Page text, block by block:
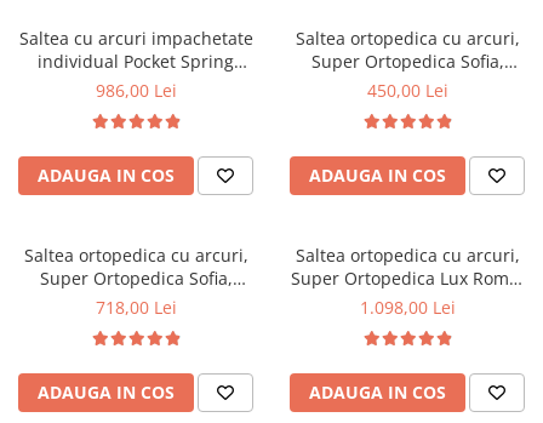
Top saltele 10 cm
Top saltele memory 5 cm
Top saltele MemoHR 6.5 cm
Saltele ieftine
Saltele cu plasa de arcuri
Saltele cu spuma
Mobilier bucatarie
Mese bucatarie
Scaune pentru bucatarie
Mobila bucatarie
Seturi mese si scaune bucatarie
Mobila hol
Suporturi si rafturi pantofi
Portmantouri
Pantofare
Seturi mobilier hol
Stender haine
Saltea cu arcuri impachetate
individual Pocket Spring
Milano, 140x200x24cm, cu
sistem de aerisire perimetral,
Saltex
986,00 Lei
ADAUGA IN COS
Saltea ortopedica cu arcuri,
Super Ortopedica Sofia,
100x200x20cm, fermitate
fata vara-iarna, sistem
aerisire cu butoni, Saltex
450,00 Lei
ADAUGA IN COS
Saltea ortopedica cu arcuri,
Super Ortopedica Sofia,
160x200x20cm, fermitate
fata vara-iarna, sistem
aerisire cu butoni, Saltex
718,00 Lei
ADAUGA IN COS
Saltea ortopedica cu arcuri,
Super Ortopedica Lux Roma,
180x200x23cm, fermitate tare,
vara-iarna, sistem aerisire
perimetral, Saltex
1.098,00 Lei
ADAUGA IN COS